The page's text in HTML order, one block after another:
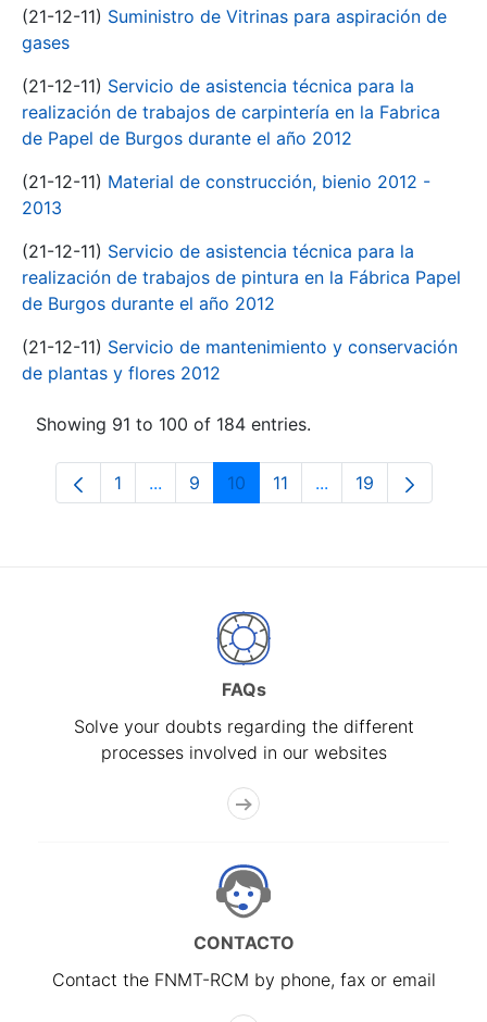
(21-12-11) Suministro de Vitrinas para aspiración de
gases
(21-12-11) Servicio de asistencia técnica para la
realización de trabajos de carpintería en la Fabrica
de Papel de Burgos durante el año 2012
(21-12-11) Material de construcción, bienio 2012 -
2013
(21-12-11) Servicio de asistencia técnica para la
realización de trabajos de pintura en la Fábrica Papel
de Burgos durante el año 2012
(21-12-11) Servicio de mantenimiento y conservación
de plantas y flores 2012
Showing 91 to 100 of 184 entries.
Page
1 ...Intermediate Pages Use TAB to
Page
9 Page
10 Page
11 ...Intermediate Pages
Page
19
FAQs
Solve your doubts regarding the different
processes involved in our websites
CONTACTO
Contact the FNMT-RCM by phone, fax or email